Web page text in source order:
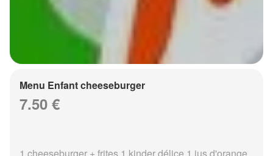
Menu Enfant cheeseburger
7.50 €
1 cheeseburger + frites 1 kinder délice 1 jus d'orange